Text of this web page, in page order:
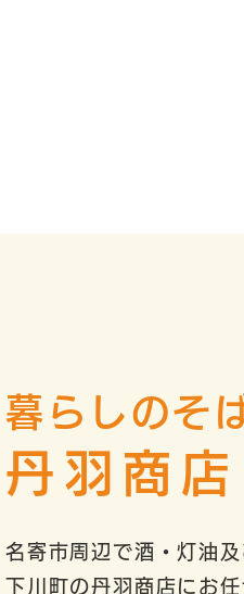
暮らしのそ
丹羽商店
名寄市周辺で酒・灯油
下川町の丹羽商店にお